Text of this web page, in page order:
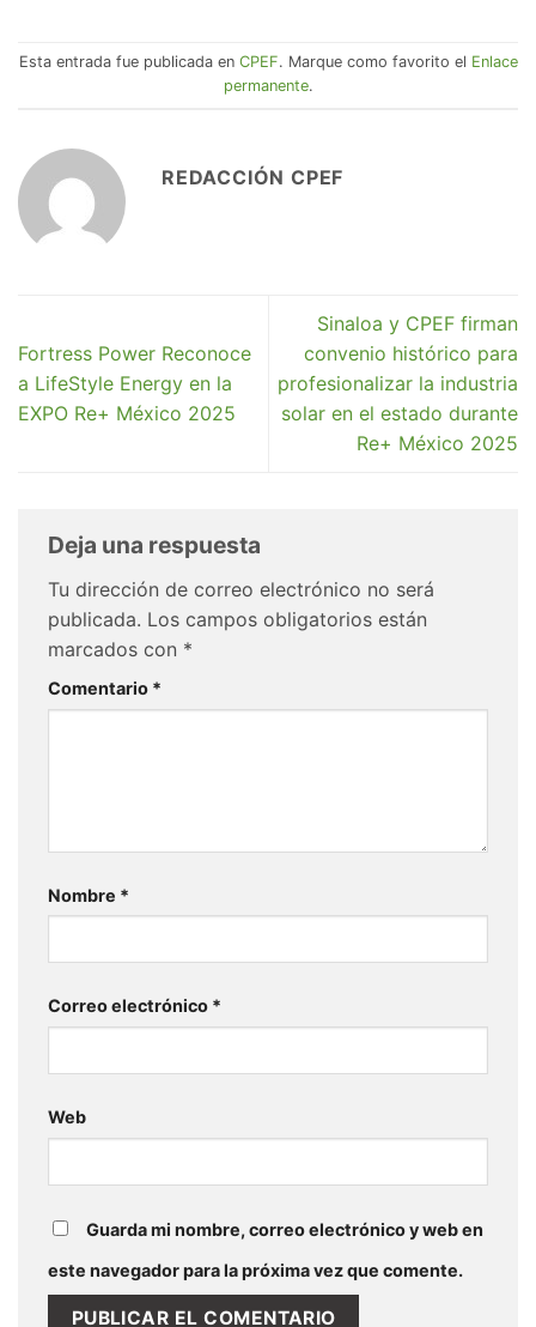
Esta entrada fue publicada en CPEF. Marque como favorito el Enlace
permanente.
REDACCIÓN CPEF
Fortress Power Reconoce
a LifeStyle Energy en la
EXPO Re+ México 2025
Sinaloa y CPEF firman
convenio histórico para
profesionalizar la industria
solar en el estado durante
Re+ México 2025
Deja una respuesta
Tu dirección de correo electrónico no será
publicada. Los campos obligatorios están
marcados con *
Comentario *
Nombre *
Correo electrónico *
Web
Guarda mi nombre, correo electrónico y web en
este navegador para la próxima vez que comente.